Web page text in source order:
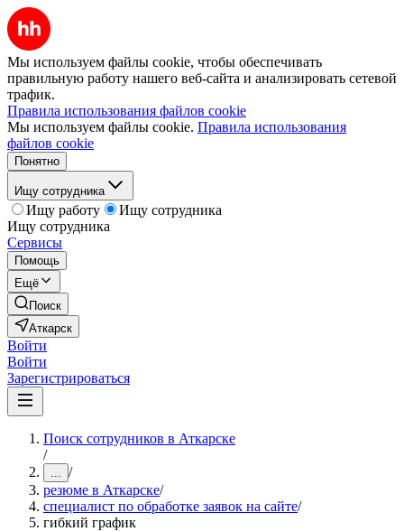
Мы используем файлы cookie, чтобы обеспечивать
правильную работу нашего веб-сайта и анализировать сетевой
трафик.
Правила использования файлов cookie
Мы используем файлы cookie. Правила использования
файлов cookie
Понятно
Ищу сотрудника
Ищу работу
Ищу сотрудника
Ищу сотрудника
Сервисы
Помощь
Ещё
Поиск
Аткарск
Войти
Войти
Зарегистрироваться
Поиск сотрудников в Аткарске
/
... /
резюме в Аткарске/
специалист по обработке заявок на сайте/
гибкий график